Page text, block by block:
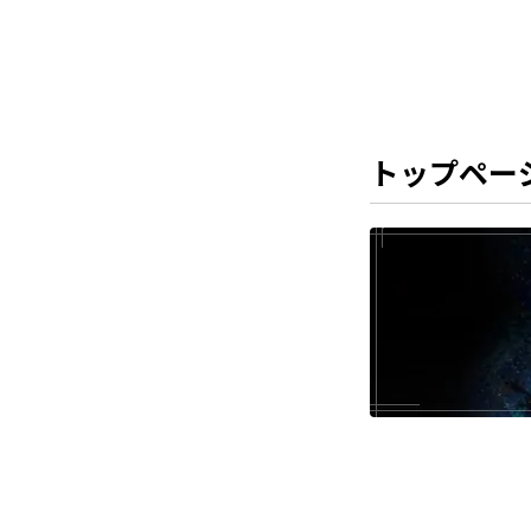
トップペー